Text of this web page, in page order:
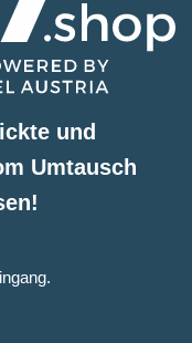
und
Umtausch